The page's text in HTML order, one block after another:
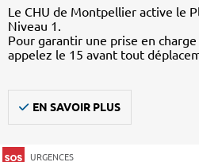
Le CHU de Montpellier active le
Niveau 1.
Pour garantir une prise en charge
appelez le 15 avant tout
EN SAVOIR PLUS
URGENCES